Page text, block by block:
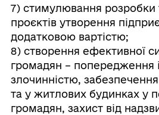
7) стимулювання
проєктів утворення
додатковою вартістю;
8) створення ефективної
громадян – попередження
злочинністю,
та у житлових будинках у
громадян, захист від